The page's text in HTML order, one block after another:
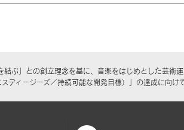
結ぶ」との創立理念を基に、音楽をはじめとした芸術
ディージーズ／持続可能な開発目標）」の達成に向け